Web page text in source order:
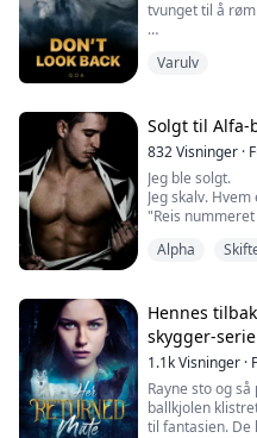
tvunget til å
foreldrene
Uten venner
å blande seg
Varulv
Solgt til Alfa-
832Visninger ·
Jeg ble solgt.
Jeg skalv.
"Reis
smertehyl og
"Jeg skal løsne
"Du lukter så
mitt. "H...
Alpha
Hennes
skygger-
1.1kVisninger ·
Rayne sto og
ballkjolen
til fantasien. De